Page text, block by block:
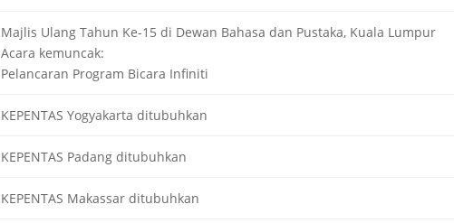
Majlis Ulang Tahun Ke-15 di Dewan Bahasa dan Pustaka, Kuala Lumpur
Acara kemuncak:
Pelancaran Program Bicara Infiniti
KEPENTAS Yogyakarta ditubuhkan
KEPENTAS Padang ditubuhkan
KEPENTAS Makassar ditubuhkan